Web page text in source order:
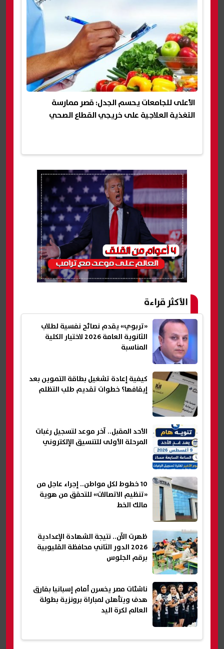
الأعلى للجامعات يحسم الجدل: قصر ممارسة
التغذية العلاجية على خريجي القطاع الصحي
الأكثر قراءة
«تربوي» يقدم نصائح نفسية لطلاب
الثانوية العامة 2026 لاختيار الكلية
المناسبة
كيفية إعادة تشغيل بطاقة التموين بعد
إيقافها؟ خطوات تقديم طلب التظلم
الأحد المقبل.. آخر موعد لتسجيل رغبات
المرحلة الأولى للتنسيق الإلكتروني
10 خطوط لكل مواطن.. إجراء عاجل من
«تنظيم الاتصالات» للتحقق من هوية
مالك الخط
ظهرت الآن.. نتيجة الشهادة الإعدادية
2026 الدور الثاني محافظة القليوبية
برقم الجلوس
ناشئات مصر يخسرن أمام إسبانيا بفارق
هدف ويتأهلن لمباراة برونزية بطولة
العالم لكرة اليد